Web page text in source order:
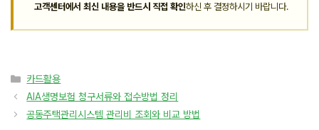
고객센터에서 최신 내용을 반드시 직접 확인하신 후 결정하시기 바랍니다.
카
테
리
카드활용
AIA생명보험 청구서류와 접수방법 정리
공동주택관리시스템 관리비 조회와 비교 방법